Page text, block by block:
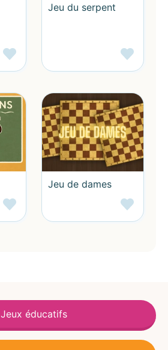
Jeu du serpent
Jeu de dames
Jeux éducatifs